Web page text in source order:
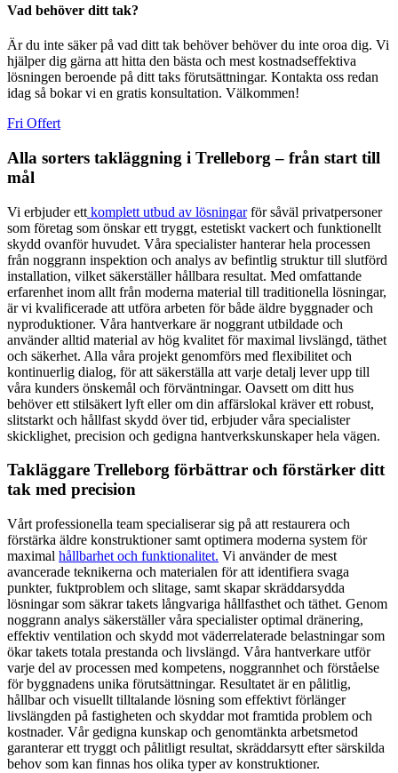
Vad behöver ditt tak?
Är du inte säker på vad ditt tak behöver behöver du inte oroa dig. Vi
hjälper dig gärna att hitta den bästa och mest kostnadseffektiva
lösningen beroende på ditt taks förutsättningar. Kontakta oss redan
idag så bokar vi en gratis konsultation. Välkommen!
Fri Offert
Alla sorters takläggning i Trelleborg – från start till
mål
Vi erbjuder ett komplett utbud av lösningarför såväl privatpersoner
som företag som önskar ett tryggt, estetiskt vackert och funktionellt
skydd ovanför huvudet. Våra specialister hanterar hela processen
från noggrann inspektion och analys av befintlig struktur till slutförd
installation, vilket säkerställer hållbara resultat. Med omfattande
erfarenhet inom allt från moderna material till traditionella lösningar,
är vi kvalificerade att utföra arbeten för både äldre byggnader och
nyproduktioner. Våra hantverkare är noggrant utbildade och
använder alltid material av hög kvalitet för maximal livslängd, täthet
och säkerhet. Alla våra projekt genomförs med flexibilitet och
kontinuerlig dialog, för att säkerställa att varje detalj lever upp till
våra kunders önskemål och förväntningar. Oavsett om ditt hus
behöver ett stilsäkert lyft eller om din affärslokal kräver ett robust,
slitstarkt och hållfast skydd över tid, erbjuder våra specialister
skicklighet, precision och gedigna hantverkskunskaper hela vägen.
Takläggare Trelleborg förbättrar och förstärker ditt
tak med precision
Vårt professionella team specialiserar sig på att restaurera och
förstärka äldre konstruktioner samt optimera moderna system för
maximal hållbarhet och funktionalitet. Vi använder de mest
avancerade teknikerna och materialen för att identifiera svaga
punkter, fuktproblem och slitage, samt skapar skräddarsydda
lösningar som säkrar takets långvariga hållfasthet och täthet. Genom
noggrann analys säkerställer våra specialister optimal dränering,
effektiv ventilation och skydd mot väderrelaterade belastningar som
ökar takets totala prestanda och livslängd. Våra hantverkare utför
varje del av processen med kompetens, noggrannhet och förståelse
för byggnadens unika förutsättningar. Resultatet är en pålitlig,
hållbar och visuellt tilltalande lösning som effektivt förlänger
livslängden på fastigheten och skyddar mot framtida problem och
kostnader. Vår gedigna kunskap och genomtänkta arbetsmetod
garanterar ett tryggt och pålitligt resultat, skräddarsytt efter särskilda
behov som kan finnas hos olika typer av konstruktioner.